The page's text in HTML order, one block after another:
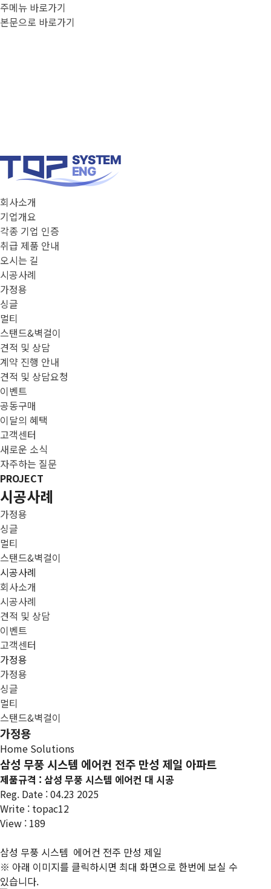
주메뉴 바로가기
본문으로 바로가기
회사소개
기업개요
각종 기업 인증
취급 제품 안내
오시는 길
시공사례
가정용
싱글
멀티
스탠드&벽걸이
견적 및 상담
계약 진행 안내
견적 및 상담요청
이벤트
공동구매
이달의 혜택
고객센터
새로운 소식
자주하는 질문
PROJECT
시공사례
가정용
싱글
멀티
스탠드&벽걸이
시공사례
회사소개
시공사례
견적 및 상담
이벤트
고객센터
가정용
가정용
싱글
멀티
스탠드&벽걸이
가정용
Home Solutions
삼성 무풍 시스템 에어컨 전주 만성 제일 아파트
제품규격 : 삼성 무풍 시스템 에어컨 대 시공
Reg. Date : 04.23 2025
Write : topac12
View : 189
삼성 무풍 시스템 에어컨 전주 만성 제일
※ 아래 이미지를 클릭하시면 최대 화면으로 한번에 보실 수
있습니다.